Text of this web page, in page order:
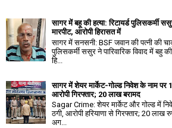
सागर में बहू की हत्या: रिटायर्ड पुलिसकर्मी
मारपीट, आरोपी हिरासत में
सागर में सनसनी: BSF जवान की पत्नी की
पुलिसकर्मी ससुर ने पारिवारिक विवाद में बहु
हि...
सागर में शेयर मार्केट-गोल्ड निवेश के नाम पर
आरोपी गिरफ्तार; 20 लाख बरामद
Sagar Crime: शेयर मार्केट और गोल्ड में
ठगी, आरोपी हरियाणा से गिरफ्तार; 20 लाख
अग...